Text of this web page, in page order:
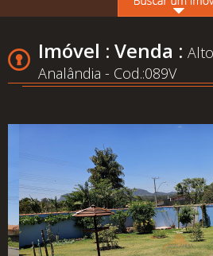
Somos
Conheça
Simulador
Financeiro
Imóvel : Venda :
Analândia - Cod.:089V